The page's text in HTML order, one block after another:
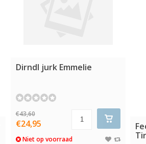
Dirndl jurk Emmelie
€43,60
€24,95
Niet op voorraad